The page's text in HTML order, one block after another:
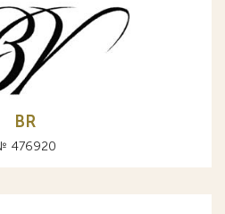
BR
476920